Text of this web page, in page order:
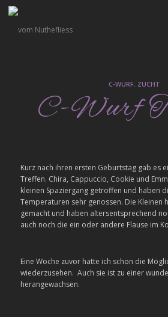
C-WURF, ZUCHT
C-Wurf
Kurz nach ihren ersten Geburtstag gab es
Treffen. Chira, Cappuccio, Cookie und
kleinen Spaziergang getroffen und haben
Temperaturen sehr genossen. Die Kleinen
gemacht und haben altersentsprechend
auch noch die ein oder andere Flause im
Eine Woche zuvor hatte ich schon die
wiederzusehen. Auch sie ist zu einer
herangewachsen.